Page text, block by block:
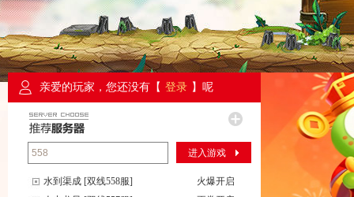
亲爱的玩家，您还没有【 登录 】呢
进入游戏
火爆开启
水到渠成 [双线558服]